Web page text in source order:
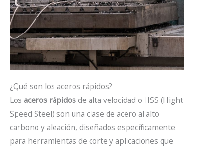
¿Qué son los aceros rápidos?
Los aceros rápidosde alta velocidad o HSS (Hight
Speed Steel) son una clase de acero al alto
carbono y aleación, diseñados específicamente
para herramientas de corte y aplicaciones que